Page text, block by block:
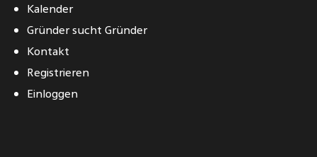
Kalender
Gründer sucht Gründer
Kontakt
Registrieren
Einloggen